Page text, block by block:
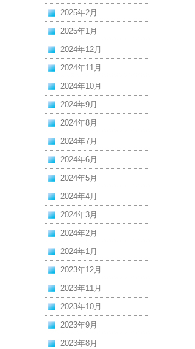
2025年2月
2025年1月
2024年12月
2024年11月
2024年10月
2024年9月
2024年8月
2024年7月
2024年6月
2024年5月
2024年4月
2024年3月
2024年2月
2024年1月
2023年12月
2023年11月
2023年10月
2023年9月
2023年8月